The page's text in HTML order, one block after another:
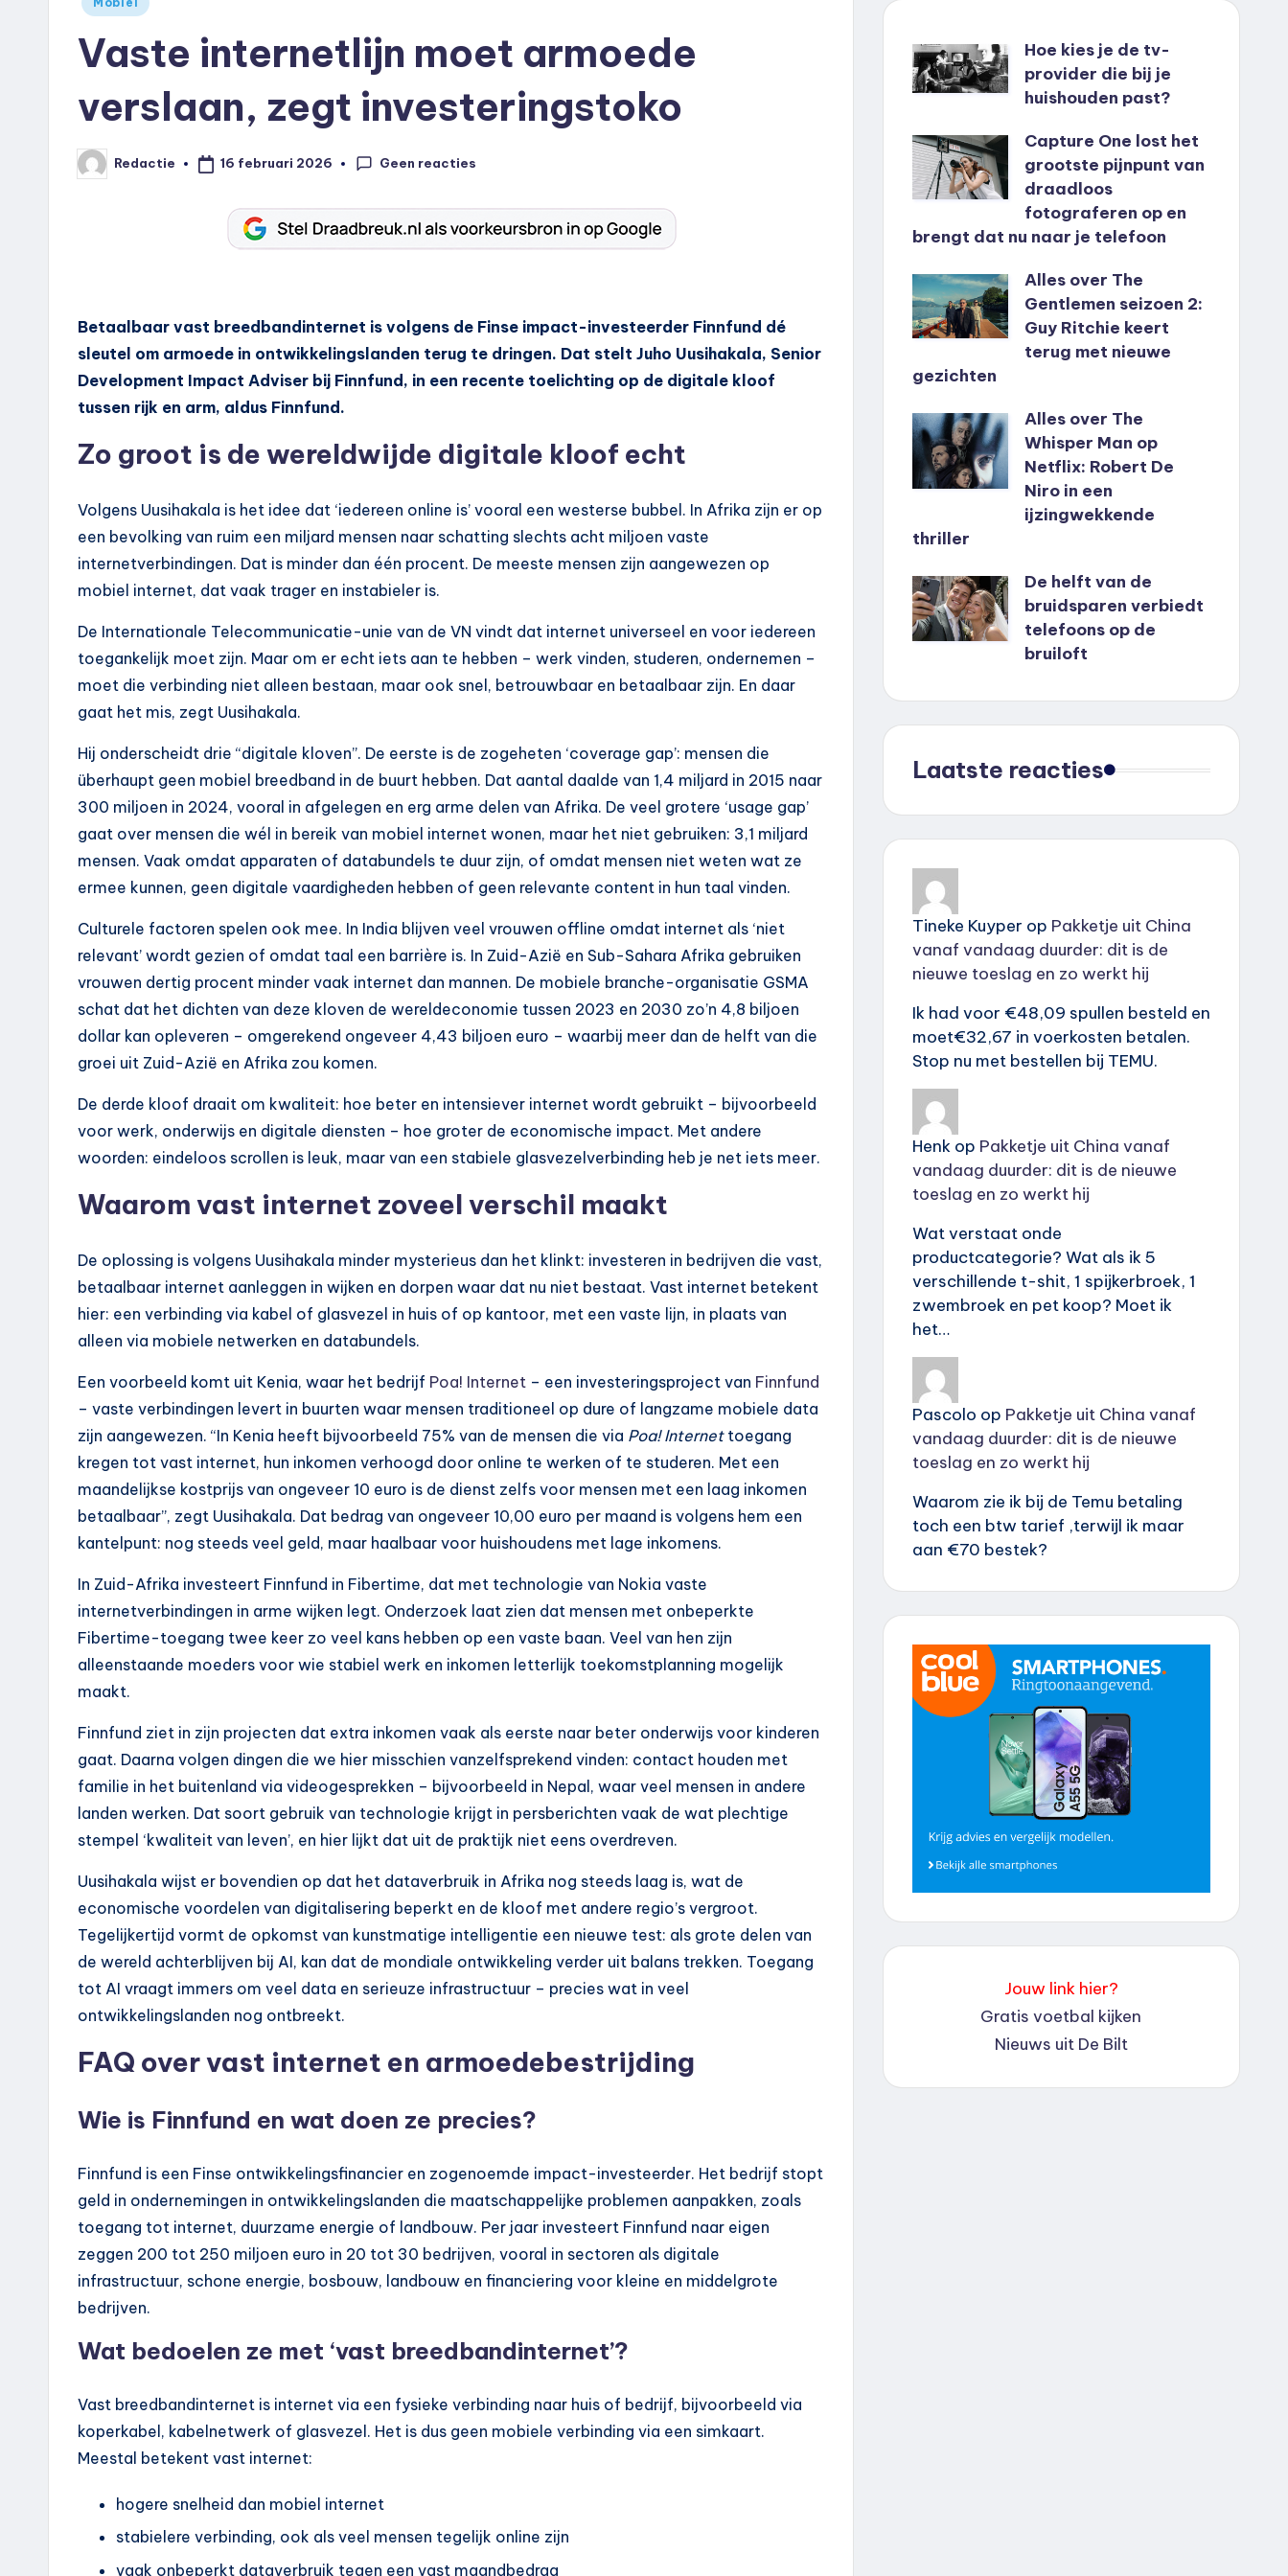
Vaste internetlijn moet armoede
verslaan, zegt investeringstoko
Geplaatst
door
Redactie 16 februari 2026 Geen reacties
Betaalbaar vast breedbandinternet is volgens de Finse impact-investeerder Finnfund dé
sleutel om armoede in ontwikkelingslanden terug te dringen. Dat stelt Juho Uusihakala, Senior
Development Impact Adviser bij Finnfund, in een recente toelichting op de digitale kloof
tussen rijk en arm, aldus Finnfund.
Zo groot is de wereldwijde digitale kloof echt
Volgens Uusihakala is het idee dat ‘iedereen online is’ vooral een westerse bubbel. In Afrika zijn er op
een bevolking van ruim een miljard mensen naar schatting slechts acht miljoen vaste
internetverbindingen. Dat is minder dan één procent. De meeste mensen zijn aangewezen op
mobiel internet, dat vaak trager en instabieler is.
De Internationale Telecommunicatie-unie van de VN vindt dat internet universeel en voor iedereen
toegankelijk moet zijn. Maar om er echt iets aan te hebben – werk vinden, studeren, ondernemen –
moet die verbinding niet alleen bestaan, maar ook snel, betrouwbaar en betaalbaar zijn. En daar
gaat het mis, zegt Uusihakala.
Hij onderscheidt drie “digitale kloven”. De eerste is de zogeheten ‘coverage gap’: mensen die
überhaupt geen mobiel breedband in de buurt hebben. Dat aantal daalde van 1,4 miljard in 2015 naar
300 miljoen in 2024, vooral in afgelegen en erg arme delen van Afrika. De veel grotere ‘usage gap’
gaat over mensen die wél in bereik van mobiel internet wonen, maar het niet gebruiken: 3,1 miljard
mensen. Vaak omdat apparaten of databundels te duur zijn, of omdat mensen niet weten wat ze
ermee kunnen, geen digitale vaardigheden hebben of geen relevante content in hun taal vinden.
Culturele factoren spelen ook mee. In India blijven veel vrouwen offline omdat internet als ‘niet
relevant’ wordt gezien of omdat taal een barrière is. In Zuid-Azië en Sub-Sahara Afrika gebruiken
vrouwen dertig procent minder vaak internet dan mannen. De mobiele branche-organisatie GSMA
schat dat het dichten van deze kloven de wereldeconomie tussen 2023 en 2030 zo’n 4,8 biljoen
dollar kan opleveren – omgerekend ongeveer 4,43 biljoen euro – waarbij meer dan de helft van die
groei uit Zuid-Azië en Afrika zou komen.
De derde kloof draait om kwaliteit: hoe beter en intensiever internet wordt gebruikt – bijvoorbeeld
voor werk, onderwijs en digitale diensten – hoe groter de economische impact. Met andere
woorden: eindeloos scrollen is leuk, maar van een stabiele glasvezelverbinding heb je net iets meer.
Waarom vast internet zoveel verschil maakt
De oplossing is volgens Uusihakala minder mysterieus dan het klinkt: investeren in bedrijven die vast,
betaalbaar internet aanleggen in wijken en dorpen waar dat nu niet bestaat. Vast internet betekent
hier: een verbinding via kabel of glasvezel in huis of op kantoor, met een vaste lijn, in plaats van
alleen via mobiele netwerken en databundels.
Een voorbeeld komt uit Kenia, waar het bedrijf Poa! Internet – een investeringsproject van Finnfund
– vaste verbindingen levert in buurten waar mensen traditioneel op dure of langzame mobiele data
zijn aangewezen. “In Kenia heeft bijvoorbeeld 75% van de mensen die via Poa! Internet toegang
kregen tot vast internet, hun inkomen verhoogd door online te werken of te studeren. Met een
maandelijkse kostprijs van ongeveer 10 euro is de dienst zelfs voor mensen met een laag inkomen
betaalbaar”, zegt Uusihakala. Dat bedrag van ongeveer 10,00 euro per maand is volgens hem een
kantelpunt: nog steeds veel geld, maar haalbaar voor huishoudens met lage inkomens.
In Zuid-Afrika investeert Finnfund in Fibertime, dat met technologie van Nokia vaste
internetverbindingen in arme wijken legt. Onderzoek laat zien dat mensen met onbeperkte
Fibertime-toegang twee keer zo veel kans hebben op een vaste baan. Veel van hen zijn
alleenstaande moeders voor wie stabiel werk en inkomen letterlijk toekomstplanning mogelijk
maakt.
Finnfund ziet in zijn projecten dat extra inkomen vaak als eerste naar beter onderwijs voor kinderen
gaat. Daarna volgen dingen die we hier misschien vanzelfsprekend vinden: contact houden met
familie in het buitenland via videogesprekken – bijvoorbeeld in Nepal, waar veel mensen in andere
landen werken. Dat soort gebruik van technologie krijgt in persberichten vaak de wat plechtige
stempel ‘kwaliteit van leven’, en hier lijkt dat uit de praktijk niet eens overdreven.
Uusihakala wijst er bovendien op dat het dataverbruik in Afrika nog steeds laag is, wat de
economische voordelen van digitalisering beperkt en de kloof met andere regio’s vergroot.
Tegelijkertijd vormt de opkomst van kunstmatige intelligentie een nieuwe test: als grote delen van
de wereld achterblijven bij AI, kan dat de mondiale ontwikkeling verder uit balans trekken. Toegang
tot AI vraagt immers om veel data en serieuze infrastructuur – precies wat in veel
ontwikkelingslanden nog ontbreekt.
FAQ over vast internet en armoedebestrijding
Wie is Finnfund en wat doen ze precies?
Finnfund is een Finse ontwikkelingsfinancier en zogenoemde impact-investeerder. Het bedrijf stopt
geld in ondernemingen in ontwikkelingslanden die maatschappelijke problemen aanpakken, zoals
toegang tot internet, duurzame energie of landbouw. Per jaar investeert Finnfund naar eigen
zeggen 200 tot 250 miljoen euro in 20 tot 30 bedrijven, vooral in sectoren als digitale
infrastructuur, schone energie, bosbouw, landbouw en financiering voor kleine en middelgrote
bedrijven.
Wat bedoelen ze met ‘vast breedbandinternet’?
Vast breedbandinternet is internet via een fysieke verbinding naar huis of bedrijf, bijvoorbeeld via
koperkabel, kabelnetwerk of glasvezel. Het is dus geen mobiele verbinding via een simkaart.
Meestal betekent vast internet:
hogere snelheid dan mobiel internet
stabielere verbinding, ook als veel mensen tegelijk online zijn
vaak onbeperkt dataverbruik tegen een vast maandbedrag
Hoe kies je de tv-
provider die bij je
huishouden past?
Capture One lost het
grootste pijnpunt van
draadloos
fotograferen op en
brengt dat nu naar je telefoon
Alles over The
Gentlemen seizoen 2:
Guy Ritchie keert
terug met nieuwe
gezichten
Alles over The
Whisper Man op
Netflix: Robert De
Niro in een
ijzingwekkende
thriller
De helft van de
bruidsparen verbiedt
telefoons op de
bruiloft
Laatste reacties
Tineke Kuyper op Pakketje uit China
vanaf vandaag duurder: dit is de
nieuwe toeslag en zo werkt hij
Ik had voor €48,09 spullen besteld en
moet€32,67 in voerkosten betalen.
Stop nu met bestellen bij TEMU.
Henkop Pakketje uit China vanaf
vandaag duurder: dit is de nieuwe
toeslag en zo werkt hij
Wat verstaat onde
productcategorie? Wat als ik 5
verschillende t-shit, 1 spijkerbroek, 1
zwembroek en pet koop? Moet ik
het…
Pascolo op Pakketje uit China vanaf
vandaag duurder: dit is de nieuwe
toeslag en zo werkt hij
Waarom zie ik bij de Temu betaling
toch een btw tarief ,terwijl ik maar
aan €70 bestek?
Jouw link hier?
Gratis voetbal kijken
Nieuws uit De Bilt